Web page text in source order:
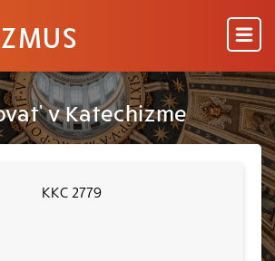
v Katechizme
KKC 2779